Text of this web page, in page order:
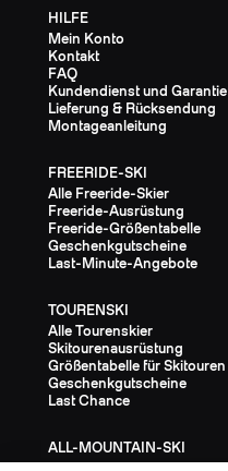
HILFE
Mein Konto
Kontakt
FAQ
Kundendienst und Garantie
Lieferung & Rücksendung
Montageanleitung
FREERIDE-SKI
Alle Freeride-Skier
Freeride-Ausrüstung
Freeride-Größentabelle
Geschenkgutscheine
Last-Minute-Angebote
TOURENSKI
Alle Tourenskier
Skitourenausrüstung
Größentabelle für Skitouren
Geschenkgutscheine
Last Chance
ALL-MOUNTAIN-SKI